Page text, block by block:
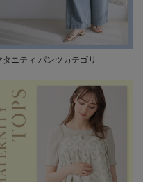
タニティ パンツカテゴリ